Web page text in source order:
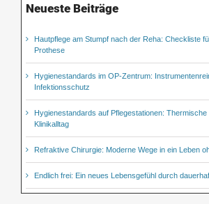
Neueste Beiträge
Hautpflege am Stumpf nach der Reha: Checkliste
Prothese
Hygienestandards im OP-Zentrum:
Infektionsschutz
Hygienestandards auf Pflegestationen: Thermische
Klinikalltag
Refraktive Chirurgie: Moderne Wege in ein Leben
Endlich frei: Ein neues Lebensgefühl durch